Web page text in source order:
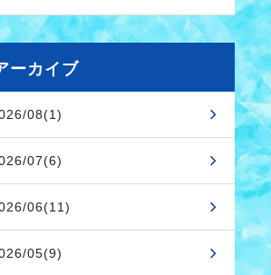
ーカイブ
08(1)
07(6)
06(11)
05(9)